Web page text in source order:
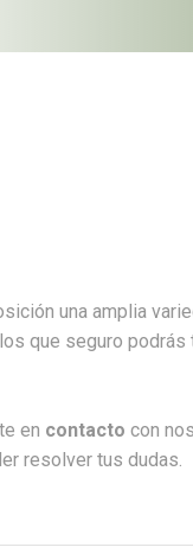
una amplia
que seguro podrás
en contacto con
resolver tus dudas.